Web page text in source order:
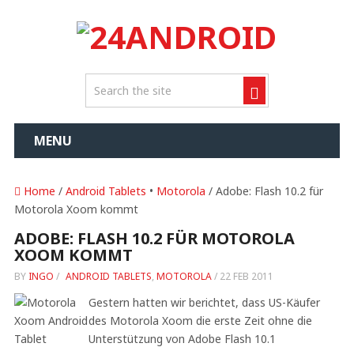
MENU
Home / Android Tablets • Motorola / Adobe: Flash 10.2 für
Motorola Xoom kommt
ADOBE: FLASH 10.2 FÜR MOTOROLA
XOOM KOMMT
BY INGO / ANDROID TABLETS, MOTOROLA/ 22 FEB 2011
Gestern hatten wir berichtet, dass US-Käufer
des Motorola Xoom die erste Zeit ohne die
Unterstützung von Adobe Flash 10.1